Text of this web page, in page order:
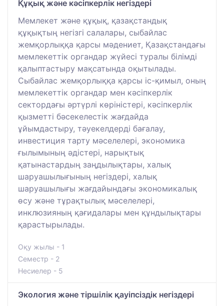
Құқық және кәсіпкерлік негіздері
Мемлекет және құқық, қазақстандық
құқықтың негізгі салалары, сыбайлас
жемқорлыққа қарсы мәдениет, Қазақстандағы
мемлекеттік органдар жүйесі туралы білімді
қалыптастыру мақсатында оқытылады.
Сыбайлас жемқорлыққа қарсы іс-қимыл, оның
мемлекеттік органдар мен кәсіпкерлік
сектордағы әртүрлі көріністері, кәсіпкерлік
қызметті бәсекелестік жағдайда
ұйымдастыру, тәуекелдерді бағалау,
инвестиция тарту мәселелері, экономика
ғылымының әдістері, нарықтық
қатынастардың заңдылықтары, халық
шаруашылығының негіздері, халық
шаруашылығы жағдайындағы экономикалық
өсу және тұрақтылық мәселелері,
инклюзияның қағидалары мен құндылықтары
қарастырылады.
Оқу жылы - 1
Семестр - 2
Несиелер - 5
Экология және тіршілік қауіпсіздік негіздері